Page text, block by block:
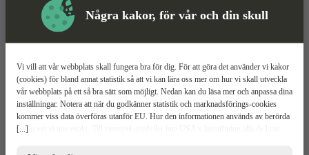
Några kakor, för vår och din skull
[...]
Vi vill att vår webbplats skall fungera bra för dig. För att göra det använder vi kakor
(cookies) för bland annat statistik så att vi kan lära oss mer om hur vi skall utveckla
vår webbplats på ett så bra sätt som möjligt. Nedan kan du läsa mer och anpassa dina
inställningar. Notera att när du godkänner statistik och marknadsförings-cookies
kommer viss data överföras utanför EU. Hur den informationen används av berörda
bolag vet vi inte exakt. Till exempel uppfyller inte USA:s lagstiftning alla de krav
risker för dina personuppgifter. De berörda bolagen måste lämna över uppgifter till
Baron SmartMover
Klarar 20% lutning